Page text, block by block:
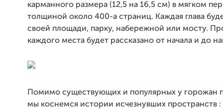
карманного размера (12,5 на 16,5 см) в мягком
толщиной около 400-а страниц. Каждая глава
своей площади, парку, набережной или мосту.
каждого места будет рассказано от начала и до
Помимо существующих и популярных у горожан
мы коснемся истории исчезнувших пространств :